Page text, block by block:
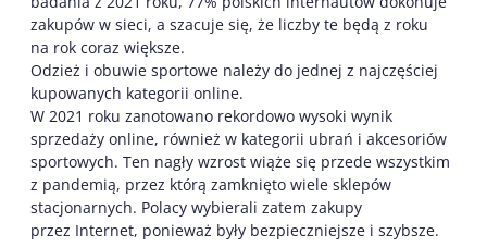
zakupów w sieci, a szacuje się, że liczby te będą z roku
na rok coraz większe.
Odzież i obuwie sportowe należy do jednej z najczęściej
kupowanych kategorii online.
W 2021 roku zanotowano rekordowo wysoki wynik
sprzedaży online, również w kategorii ubrań i akcesoriów
sportowych. Ten nagły wzrost wiąże się przede wszystkim
z pandemią, przez którą zamknięto wiele sklepów
stacjonarnych. Polacy wybierali zatem zakupy
przez Internet, ponieważ były bezpieczniejsze i szybsze.